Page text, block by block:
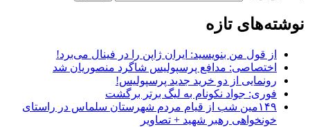
نوشته‌های تازه
از قول من بنویسید: ایران ژاپن را در فینال می‌برد!
اختصاصی: مدافع پرسپولیس شاگرد منصوریان شد
رونمایی از دو خرید جدید پرسپولیس!
فوری: جواد نکونام به لیگ برتر برگشت
۱۴۹مین شب از قیام مردم شهرستان سلماس در راستای
خونخواهی رهبر شهید + تصاویر